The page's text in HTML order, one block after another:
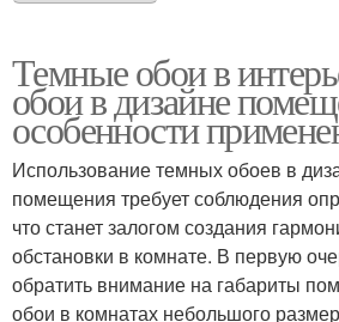
Темные обои в
обои в дизайне
особенности
Использование темных обоев в
помещения требует соблюдения
что станет залогом создания
обстановки в комнате. В первую
обратить внимание на габариты
обои в комнатах небольшого